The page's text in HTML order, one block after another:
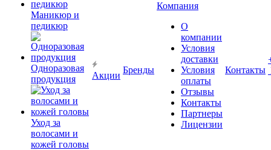
Маникюр и
педикюр
Одноразовая
продукция
Уход за
волосами и
кожей головы
Акции
Бренды
Компания
О
компании
Условия
доставки
Условия
оплаты
Отзывы
Контакты
Партнеры
Лицензии
Контакты